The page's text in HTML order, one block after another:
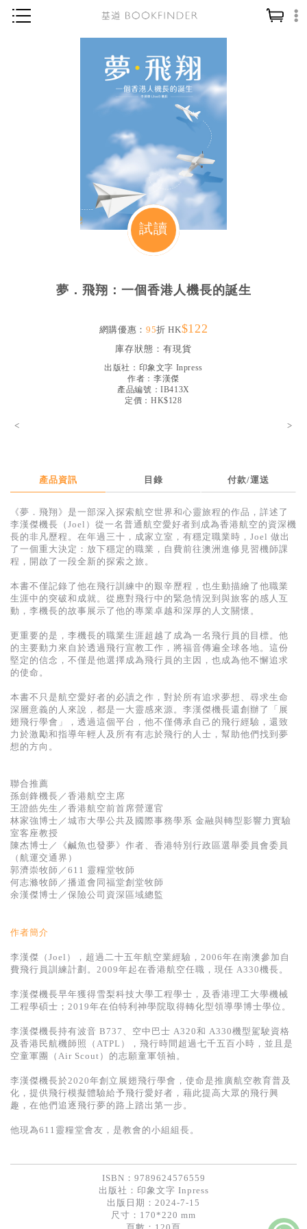
讀經／研經
靈修／禱告
信徒生活
教會事工
哲學／宗教比較
暢銷榜
中文二手書
英文二手書
精選英文書
電子書
基道 Top 50
試讀
夢．飛翔：一個香港人機長的誕生
網購優惠： 95折 HK$122
庫存狀態： 有現貨
出版社： 印象文字 Inpress
作者： 李漢傑
產品編號：IB413X
定價：HK$128
< >
產品資訊 目錄 付款/運送
《夢．飛翔》是一部深入探索航空世界和心靈旅程的作品，詳述了
李漢傑機長（Joel）從一名普通航空愛好者到成為香港航空的資深機
長的非凡歷程。在年過三十，成家立室，有穩定職業時，Joel 做出
了一個重大決定：放下穩定的職業，自費前往澳洲進修見習機師課
程，開啟了一段全新的探索之旅。
本書不僅記錄了他在飛行訓練中的艱辛歷程，也生動描繪了他職業
生涯中的突破和成就。從應對飛行中的緊急情況到與旅客的感人互
動，李機長的故事展示了他的專業卓越和深厚的人文關懷。
更重要的是，李機長的職業生涯超越了成為一名飛行員的目標。他
的主要動力來自於透過飛行宣教工作，將福音傳遍全球各地。這份
堅定的信念，不僅是他選擇成為飛行員的主因，也成為他不懈追求
的使命。
本書不只是航空愛好者的必讀之作，對於所有追求夢想、尋求生命
深層意義的人來說，都是一大靈感來源。李漢傑機長還創辦了「展
翅飛行學會」，透過這個平台，他不僅傳承自己的飛行經驗，還致
力於激勵和指導年輕人及所有有志於飛行的人士，幫助他們找到夢
想的方向。
聯合推薦
孫劍鋒機長／香港航空主席
王證皓先生／香港航空前首席營運官
林家強博士／城市大學公共及國際事務學系 金融與轉型影響力實驗
室客座教授
陳杰博士／《鹹魚也發夢》作者、香港特別行政區選舉委員會委員
（航運交通界）
郭濟崇牧師／611 靈糧堂牧師
何志滌牧師／播道會同福堂創堂牧師
余漢傑博士／保險公司資深區域總監
作者簡介
李漢傑（Joel），超過二十五年航空業經驗，2006年在南澳參加自
費飛行員訓練計劃。2009年起在香港航空任職，現任 A330機長。
李漢傑機長早年獲得雪梨科技大學工程學士，及香港理工大學機械
工程學碩士；2019年在伯特利神學院取得轉化型領導學博士學位。
李漢傑機長持有波音 B737、空中巴士 A320和 A330機型駕駛資格
及香港民航機師照（ATPL），飛行時間超過七千五百小時，並且是
空童軍團（Air Scout）的志願童軍領袖。
李漢傑機長於2020年創立展翅飛行學會，使命是推廣航空教育普及
化，提供飛行模擬體驗給予飛行愛好者，藉此提高大眾的飛行興
趣，在他們追逐飛行夢的路上踏出第一步。
他現為611靈糧堂會友，是教會的小組組長。
ISBN：9789624576559
出版社： 印象文字 Inpress
出版日期：2024-7-15
尺寸：170*220 mm